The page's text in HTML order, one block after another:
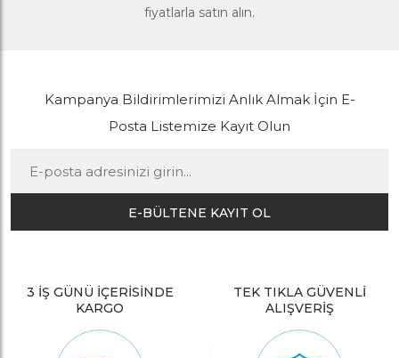
fiyatlarla satın alın.
Kampanya Bildirimlerimizi Anlık Almak İçin E-
Posta Listemize Kayıt Olun
E-BÜLTENE KAYIT OL
3 İŞ GÜNÜ İÇERİSİNDE
KARGO
TEK TIKLA GÜVENLİ
ALIŞVERİŞ